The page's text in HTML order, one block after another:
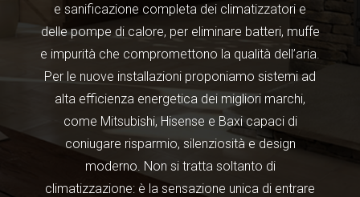
e sanificazione completa dei climatizzatori e
delle pompe di calore, per eliminare batteri, muffe
e impurità che compromettono la qualità dell’aria.
Per le nuove installazioni proponiamo sistemi ad
alta efficienza energetica dei migliori marchi,
come Mitsubishi, Hisense e Baxi capaci di
coniugare risparmio, silenziosità e design
moderno. Non si tratta soltanto di
climatizzazione: è la sensazione unica di entrare